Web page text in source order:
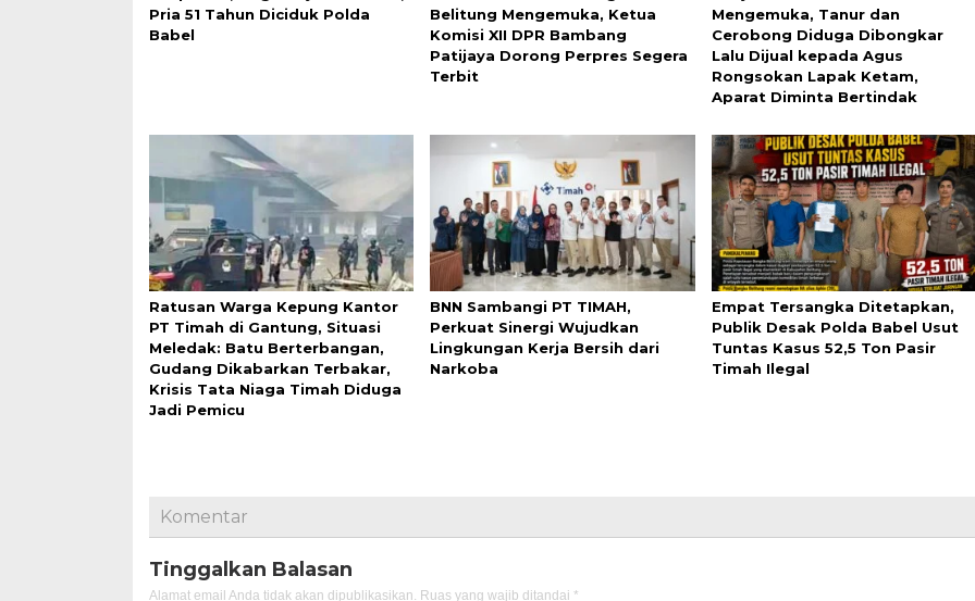
Pria 51 Tahun Diciduk Polda
Babel
Belitung Mengemuka, Ketua
Komisi XII DPR Bambang
Patijaya Dorong Perpres Segera
Terbit
Mengemuka, Tanur dan
Cerobong Diduga Dibongkar
Lalu Dijual kepada Agus
Rongsokan Lapak Ketam,
Aparat Diminta Bertindak
Ratusan Warga Kepung Kantor
PT Timah di Gantung, Situasi
Meledak: Batu Berterbangan,
Gudang Dikabarkan Terbakar,
Krisis Tata Niaga Timah Diduga
Jadi Pemicu
BNN Sambangi PT TIMAH,
Perkuat Sinergi Wujudkan
Lingkungan Kerja Bersih dari
Narkoba
Empat Tersangka Ditetapkan,
Publik Desak Polda Babel Usut
Tuntas Kasus 52,5 Ton Pasir
Timah Ilegal
Komentar
Tinggalkan Balasan
Alamat email Anda tidak akan dipublikasikan. Ruas yang wajib ditandai *